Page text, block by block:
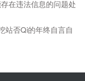
在违法信息的问题处
站否Qi的年终自言自